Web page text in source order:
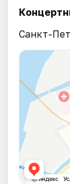
Санкт-